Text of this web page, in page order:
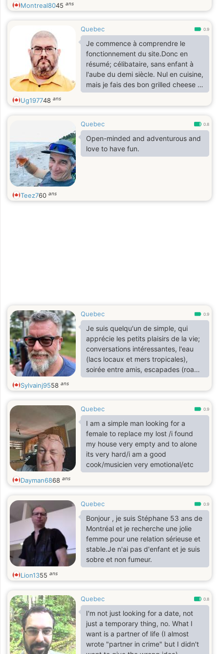
Montreal8045 ans
Quebec 0.9
Je commence à comprendre le
fonctionnement du site.Donc en
résumé; célibataire, sans enfant à
l'aube du demi siècle. Nul en cuisine,
mais je fais des bon grilled cheese et
je remplis bien les bols de céréales.
J'aimerais rencontrer rencontrer une
Montréal ou Montréal (facilement
accessible en transport en commun,
puis que je ne conduis pas à
Montréal).
Ug197748 ans
Quebec 0.8
Open-minded and adventurous and
love to have fun.
Teez760 ans
Quebec 0.9
Je suis quelqu'un de simple, qui
apprécie les petits plaisirs de la vie;
conversations intéressantes, l'eau
(lacs locaux et mers tropicales),
soirée entre amis, escapades (road
trips), resto, cinéma et passionné de
moto.
Sylvainj9558 ans
Quebec 0.9
I am a simple man looking for a
female to replace my lost /i found
my house very empty and to alone
its very hard/i am a good
cook/musicien very emotional/etc
Dayman6868 ans
Quebec 0.9
Bonjour , je suis Stéphane 53 ans de
Montréal et je recherche une jolie
femme pour une relation sérieuse et
stable.Je n'ai pas d'enfant et je suis
sobre et non fumeur.
Lion1355 ans
Quebec 0.8
I'm not just looking for a date, not
just a temporary thing, no. What I
want is a partner of life (I almost
wrote "partner in crime" but I didn't